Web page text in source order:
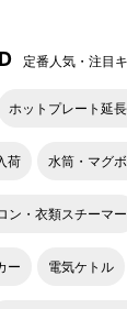
定番人気・注目
ホットプレート延
荷 水筒・マグ
ン・衣類スチーマー
ー 電気ケトル